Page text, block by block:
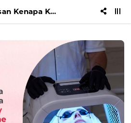
Ini Alasan Kenapa Kamu Harus Coba Dynamic Therapy Treatment di Acne Institute Jakarta!